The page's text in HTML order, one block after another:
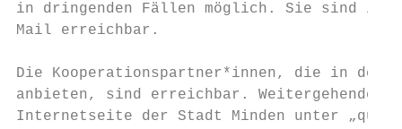
in dringenden Fällen möglich. Sie sind in
Mail erreichbar.
Die Kooperationspartner*innen, die in den
anbieten, sind erreichbar. Weitergehende
Internetseite der Stadt Minden unter